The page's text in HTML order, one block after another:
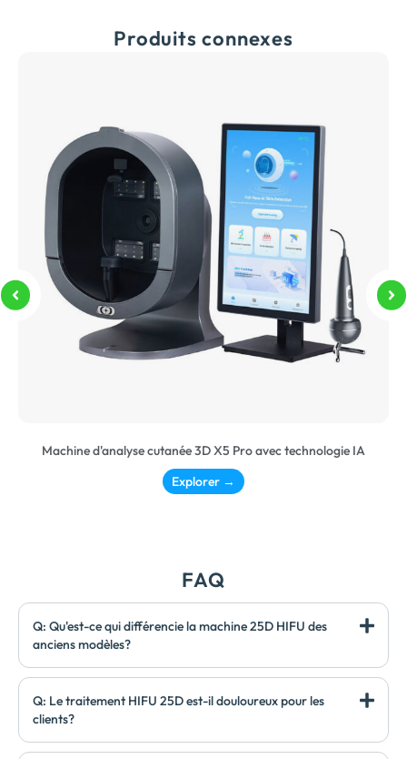
Produits connexes
Machine d'analyse cutanée 3D X5 Pro avec technologie IA
Explorer →
FAQ
Q: Qu'est-ce qui différencie la machine 25D HIFU des
anciens modèles?
Q: Le traitement HIFU 25D est-il douloureux pour les
clients?